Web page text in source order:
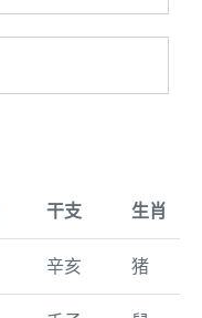
干支 生肖
辛亥 猪